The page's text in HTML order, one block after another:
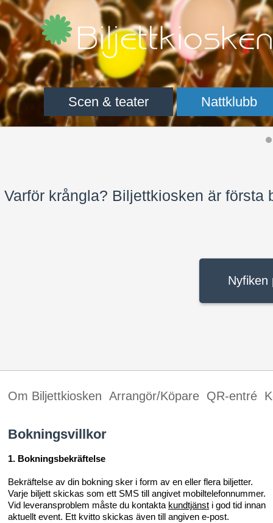
Scen & teater Nattklubb
Varför krångla? Biljettkiosken är
Nyfiken
Om Biljettkiosken Arrangör/Köpare QR-entré
Bokningsvillkor
1. Bokningsbekräftelse
Bekräftelse av din bokning sker i form av en eller flera biljetter.
Varje biljett skickas som ett SMS till angivet mobiltelefonnummer.
Vid leveransproblem måste du kontakta kundtjänst i god tid innan
aktuellt event. Ett kvitto skickas även till angiven e-post.